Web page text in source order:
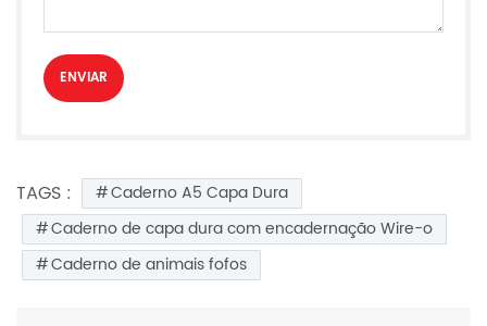
TAGS :
Caderno A5 Capa Dura
Caderno de capa dura com encadernação Wire-o
Caderno de animais fofos